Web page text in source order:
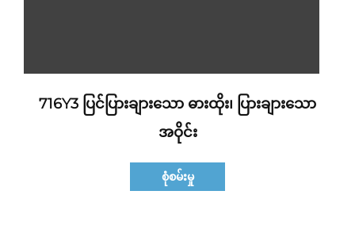
716Y3 ပြင်ပြားချားသော ဓားထိုး၊ ပြားချားသော
အဝိုင်း
စုံစမ်းမှု